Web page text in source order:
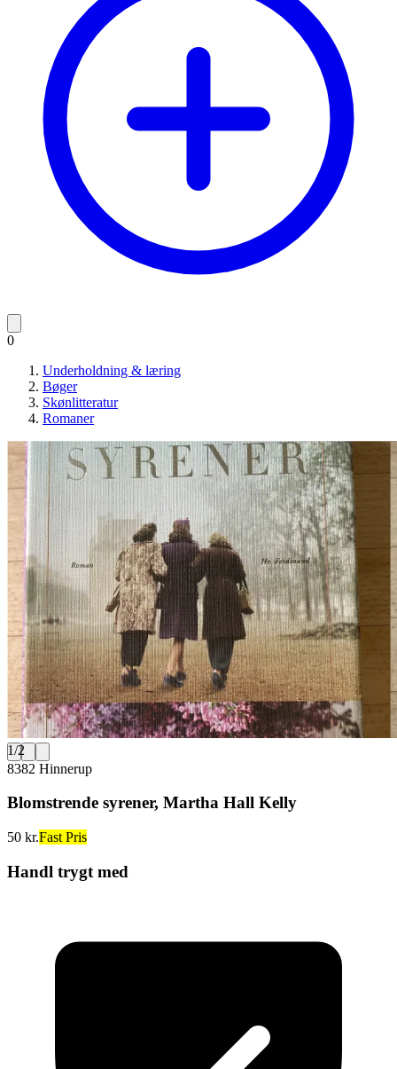
0
Underholdning & læring
Bøger
Skønlitteratur
Romaner
1/2
8382 Hinnerup
Blomstrende syrener, Martha Hall Kelly
50 kr.Fast Pris
Handl trygt med